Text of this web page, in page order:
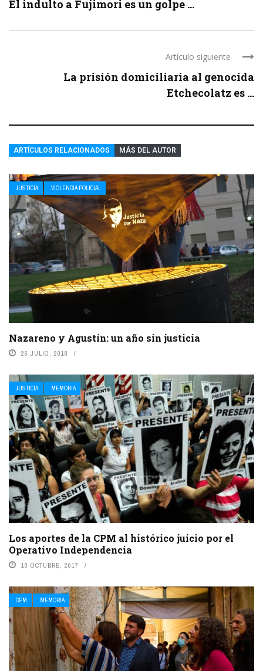
El indulto a Fujimori es un golpe ...
Artículo siguiente
La prisión domiciliaria al genocida
Etchecolatz es ...
ARTÍCULOS RELACIONADOS MÁS DEL AUTOR
JUSTICIA VIOLENCIA POLICIAL
Nazareno y Agustín: un año sin justicia
26 JULIO, 2018
JUSTICIA MEMORIA
Los aportes de la CPM al histórico juicio por el
Operativo Independencia
10 OCTUBRE, 2017
CPM MEMORIA